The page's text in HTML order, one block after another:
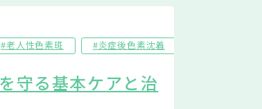
#老人性色素斑 #炎症後色素沈着
守る基本ケアと治